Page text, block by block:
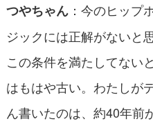
つやちゃん：今のヒップ
ジックには正解がないと
この条件を満たしてない
はもはや古い。わたしが
ん書いたのは、約40年前